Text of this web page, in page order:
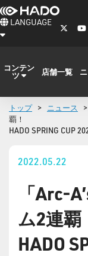
LANGUAGE
コンテン
ツ 店舗一覧
トップ > ニュース >
覇！
HADO SPRING CUP
2022.05.22
「Arc-
ム2連覇
HADO